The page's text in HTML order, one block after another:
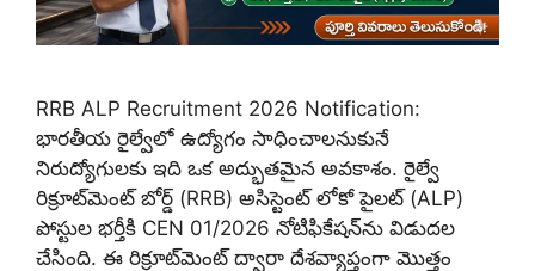
RRB ALP Recruitment 2026 Notification:
భారతీయ రైల్వేలో ఉద్యోగం సాధించాలనుకునే
నిరుద్యోగులకు ఇది ఒక అద్భుతమైన అవకాశం. రైల్వే
రిక్రూట్‌మెంట్ బోర్డ్ (RRB) అసిస్టెంట్ లోకో పైలట్ (ALP)
పోస్టుల భర్తీకి CEN 01/2026 నోటిఫికేషన్‌ను విడుదల
చేసింది. ఈ రిక్రూట్‌మెంట్ ద్వారా దేశవ్యాప్తంగా మొత్తం